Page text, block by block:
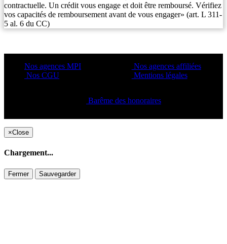
contractuelle. Un crédit vous engage et doit être remboursé. Vérifiez
vos capacités de remboursement avant de vous engager» (art. L 311-
5 al. 6 du CC)
Nos agences MPI
Nos CGU
Nos agences affiliées
Mentions légales
Barême des honoraires
×Close
Chargement...
Fermer Sauvegarder